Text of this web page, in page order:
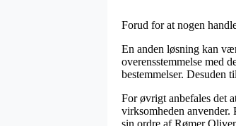
Forud for at nogen
En anden løsning kan
overensstemmelse med
bestemmelser. Desuden
For øvrigt anbefales det
virksomheden anvender.
sin ordre af Rømer